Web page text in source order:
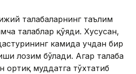
талабаларнинг таълим
талаблар қўяди. Хусусан,
камида учдан бир
лозим бўлади. Агар талаба
ортиқ муддатга тўхтатиб